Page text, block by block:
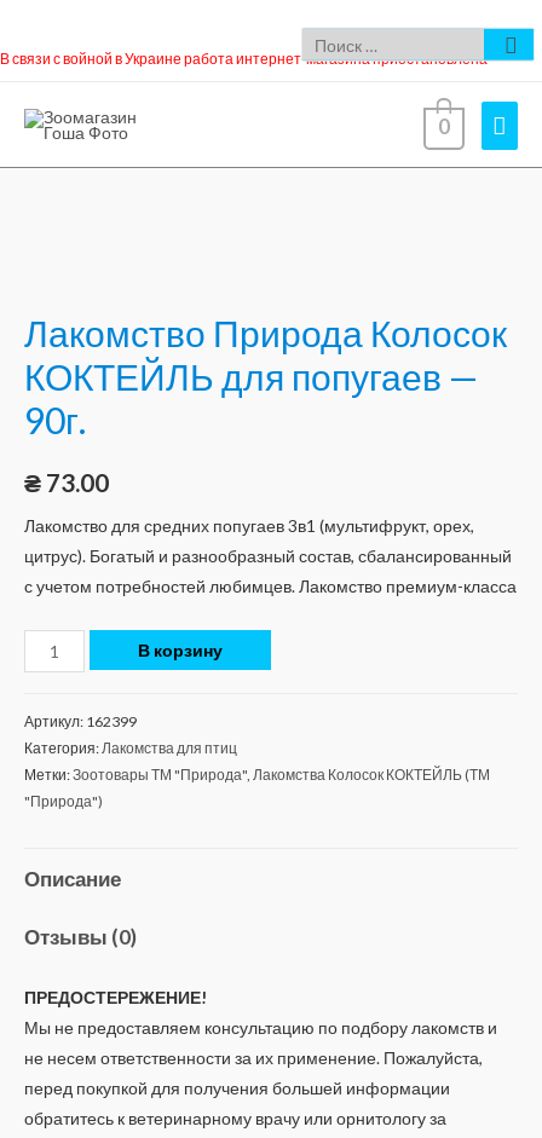
В связи с войной в Украине работа интернет-магазина приостановлена
0
Лакомство Природа Колосок
КОКТЕЙЛЬ для попугаев —
90г.
₴ 73.00
Лакомство для средних попугаев 3в1 (мультифрукт, орех,
цитрус). Богатый и разнообразный состав, сбалансированный
с учетом потребностей любимцев. Лакомство премиум-класса
В корзину
Артикул: 162399
Категория: Лакомства для птиц
Метки:Зоотовары ТМ "Природа" Лакомства Колосок КОКТЕЙЛЬ (ТМ
"Природа")
Описание
Отзывы (0)
ПРЕДОСТЕРЕЖЕНИЕ!
Мы не предоставляем консультацию по подбору лакомств и
не несем ответственности за их применение. Пожалуйста,
перед покупкой для получения большей информации
обратитесь к ветеринарному врачу или орнитологу за